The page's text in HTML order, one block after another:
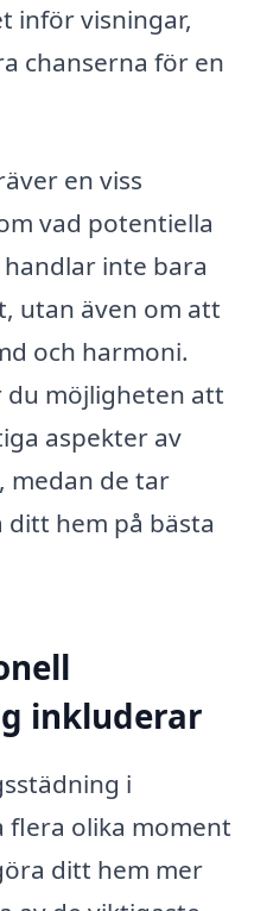
inför visningar,
chanserna för en
en viss
vad potentiella
inte bara
utan även om att
och harmoni.
möjligheten att
aspekter av
medan de tar
hem på bästa
inkluderar
i
flera olika moment
ditt hem mer